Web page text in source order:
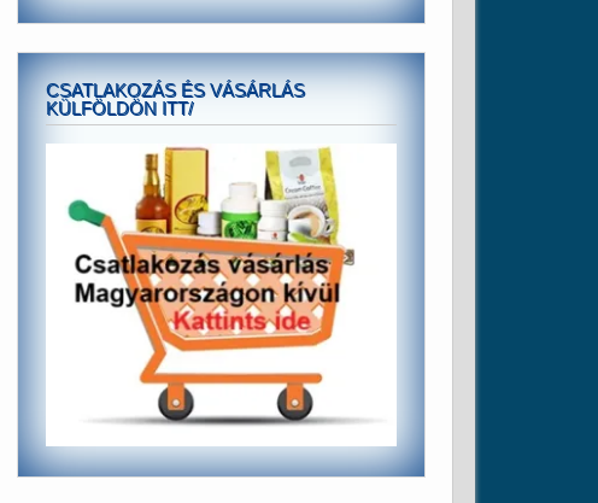
CSATLAKOZÁS ÉS VÁSÁRLÁS
KÜLFÖLDÖN ITT/